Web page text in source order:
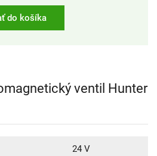
do košíka
ventil Hunter
24 V